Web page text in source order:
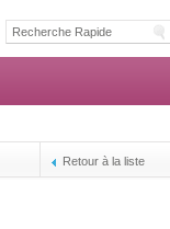
Retour à la liste